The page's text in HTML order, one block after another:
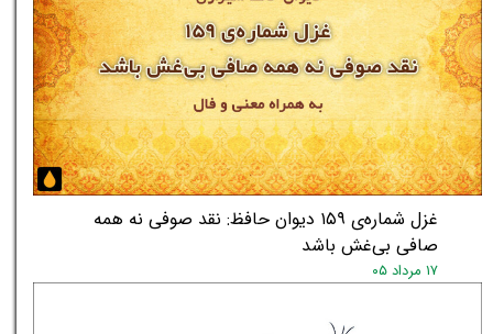
غزل شماره‌ی ۱۵۹ دیوان حافظ: نقد صوفی نه همه
صافی بی‌غش باشد
۱۷ مرداد ۰۵